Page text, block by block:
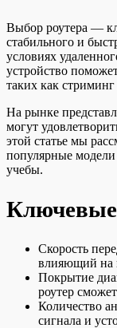
Выбор роутера —
стабильного и
условиях
устройство
таких как
На рынке
могут
этой статье мы
популярные
учебы.
Ключевые
Скорость
влияющий на
Покрытие
роутер
Количество
сигнала и